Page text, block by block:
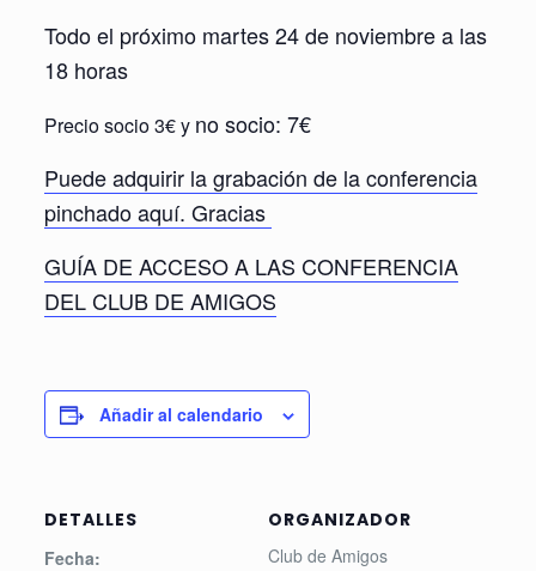
Todo el próximo martes 24 de noviembre a las
18 horas
Precio socio 3€ y no socio: 7€
Puede adquirir la grabación de la conferencia
pinchado aquí. Gracias
GUÍA DE ACCESO A LAS CONFERENCIA
DEL CLUB DE AMIGOS
Añadir al calendario
DETALLES
Fecha:
ORGANIZADOR
Club de Amigos